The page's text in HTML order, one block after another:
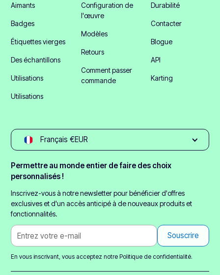
Aimants
Badges
Étiquettes vierges
Des échantillons
Utilisations
Utilisations
Configuration de
l'œuvre
Modèles
Retours
Comment passer
commande
Durabilité
Contacter
Blogue
API
Karting
Français €EUR
Permettre au monde entier de faire des choix
personnalisés !
Inscrivez-vous à notre newsletter pour bénéficier d'offres
exclusives et d'un accès anticipé à de nouveaux produits et
fonctionnalités.
En vous inscrivant, vous acceptez notrePolitique de confidentialité.